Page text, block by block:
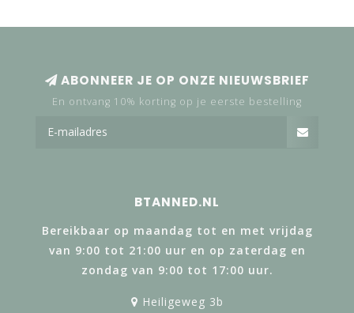
ABONNEER JE OP ONZE NIEUWSBRIEF
En ontvang 10% korting op je eerste bestelling
BTANNED.NL
Bereikbaar op maandag tot en met vrijdag
van 9:00 tot 21:00 uur en op zaterdag en
zondag van 9:00 tot 17:00 uur.
Heiligeweg 3b